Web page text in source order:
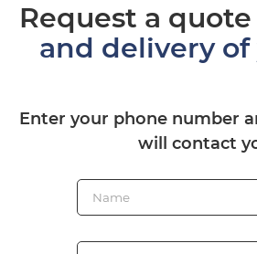
Request a quote
and delivery of
Enter your phone number
will contact